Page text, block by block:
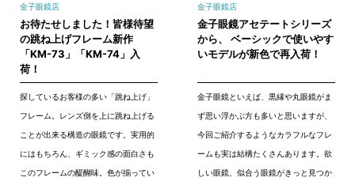
金子眼鏡店
お待たせしました！皆様待望
の跳ね上げフレーム新作
「KM-73」「KM-74」入
荷！
探しているお客様の多い「跳ね上げ」
フレーム。レンズ側を上に跳ね上げる
ことが出来る構造の眼鏡です。実用的
にはもちろん、ギミック感の面白さも
このフレームの醍醐味。色が揃ってい
金子眼鏡店
金子眼鏡アセテートシリーズ
から、 ベーシックで使いやす
いモデルが新色で再入荷！
金子眼鏡といえば、黒縁や丸眼鏡がま
ず思い浮かぶ方も多いと思いますが、
今回ご紹介するようなカラフルなフレ
ームも実は結構たくさんあります。欲
しい眼鏡、似合う眼鏡がきっと見つか